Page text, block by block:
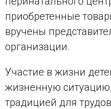
приобретенные
вручены
организации.
Участие в жизни
жизненную
традицией для